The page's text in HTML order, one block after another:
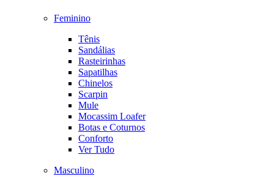
Feminino
Tênis
Sandálias
Rasteirinhas
Sapatilhas
Chinelos
Scarpin
Mule
Mocassim Loafer
Botas e Coturnos
Conforto
Ver Tudo
Masculino